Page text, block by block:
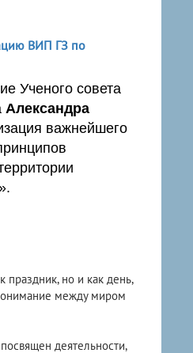
ВИП ГЗ по
Ученого совета
Александра
важнейшего
но и как день,
между миром
деятельности,